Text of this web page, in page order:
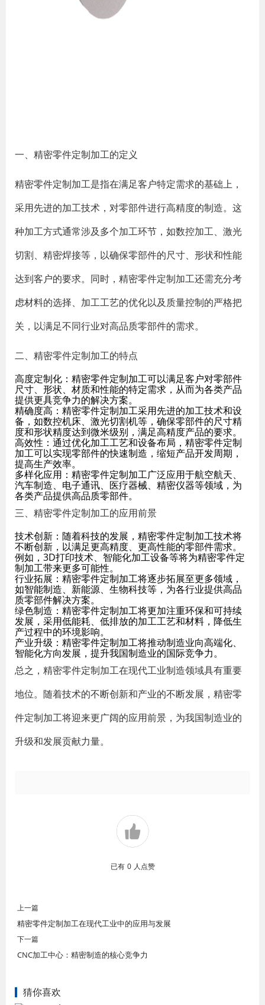
一、精密零件定制加工的定义
精密零件定制加工是指在满足客户特定需求的基础上，
采用先进的加工技术，对零部件进行高精度的制造。这
种加工方式通常涉及多个加工环节，如数控加工、激光
切割、精密焊接等，以确保零部件的尺寸、形状和性能
达到客户的要求。同时，精密零件定制加工还需充分考
虑材料的选择、加工工艺的优化以及质量控制的严格把
关，以满足不同行业对高品质零部件的需求。
二、精密零件定制加工的特点
高度定制化：精密零件定制加工可以满足客户对零部件
尺寸、形状、材质和性能的特定需求，从而为各类产品
提供更具竞争力的解决方案。
精确度高：精密零件定制加工采用先进的加工技术和设
备，如数控机床、激光切割机等，确保零部件的尺寸精
度和形状精度达到微米级别，满足高精度产品的要求。
高效性：通过优化加工工艺和设备布局，精密零件定制
加工可以实现零部件的快速制造，缩短产品开发周期，
提高生产效率。
多样化应用：精密零件定制加工广泛应用于航空航天、
汽车制造、电子通讯、医疗器械、精密仪器等领域，为
各类产品提供高品质零部件。
三、精密零件定制加工的应用前景
技术创新：随着科技的发展，精密零件定制加工技术将
不断创新，以满足更高精度、更高性能的零部件需求。
例如，3D打印技术、智能化加工设备等将为精密零件定
制加工带来更多可能性。
行业拓展：精密零件定制加工将逐步拓展至更多领域，
如智能制造、新能源、生物科技等，为各行业提供高品
质零部件解决方案。
绿色制造：精密零件定制加工将更加注重环保和可持续
发展，采用低能耗、低排放的加工工艺和材料，降低生
产过程中的环境影响。
产业升级：精密零件定制加工将推动制造业向高端化、
智能化方向发展，提升我国制造业的国际竞争力。
总之，精密零件定制加工在现代工业制造领域具有重要
地位。随着技术的不断创新和产业的不断发展，精密零
件定制加工将迎来更广阔的应用前景，为我国制造业的
升级和发展贡献力量。
已有 0 人点赞
上一篇
精密零件定制加工在现代工业中的应用与发展
下一篇
CNC加工中心：精密制造的核心竞争力
猜你喜欢